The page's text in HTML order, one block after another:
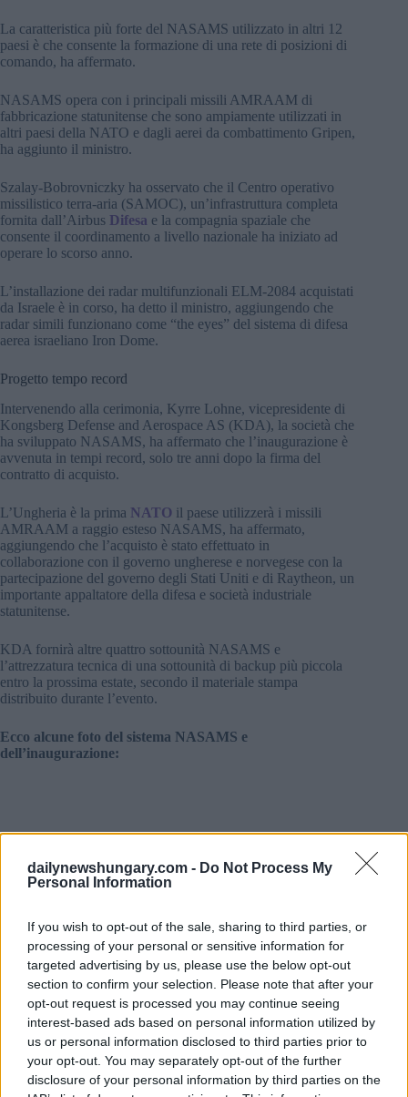
dailynewshungary.com - Do Not Process My
Personal Information
If you wish to opt-out of the sale, sharing to third parties, or
processing of your personal or sensitive information for
targeted advertising by us, please use the below opt-out
section to confirm your selection. Please note that after your
opt-out request is processed you may continue seeing
interest-based ads based on personal information utilized by
us or personal information disclosed to third parties prior to
your opt-out. You may separately opt-out of the further
disclosure of your personal information by third parties on the
La caratteristica più forte del NASAMS utilizzato in altri 12
paesi è che consente la formazione di una rete di posizioni di
comando, ha affermato.
NASAMS opera con i principali missili AMRAAM di
fabbricazione statunitense che sono ampiamente utilizzati in
altri paesi della NATO e dagli aerei da combattimento Gripen,
ha aggiunto il ministro.
Szalay-Bobrovniczky ha osservato che il Centro operativo
missilistico terra-aria (SAMOC), un’infrastruttura completa
fornita dall’Airbus Difesa e la compagnia spaziale che
consente il coordinamento a livello nazionale ha iniziato ad
operare lo scorso anno.
L’installazione dei radar multifunzionali ELM-2084 acquistati
da Israele è in corso, ha detto il ministro, aggiungendo che
radar simili funzionano come “the eyes” del sistema di difesa
aerea israeliano Iron Dome.
Progetto tempo record
Intervenendo alla cerimonia, Kyrre Lohne, vicepresidente di
Kongsberg Defense and Aerospace AS (KDA), la società che
ha sviluppato NASAMS, ha affermato che l’inaugurazione è
avvenuta in tempi record, solo tre anni dopo la firma del
contratto di acquisto.
L’Ungheria è la prima NATO il paese utilizzerà i missili
AMRAAM a raggio esteso NASAMS, ha affermato,
aggiungendo che l’acquisto è stato effettuato in
collaborazione con il governo ungherese e norvegese con la
partecipazione del governo degli Stati Uniti e di Raytheon, un
importante appaltatore della difesa e società industriale
statunitense.
KDA fornirà altre quattro sottounità NASAMS e
l’attrezzatura tecnica di una sottounità di backup più piccola
entro la prossima estate, secondo il materiale stampa
distribuito durante l’evento.
Ecco alcune foto del sistema NASAMS e
dell’inaugurazione: